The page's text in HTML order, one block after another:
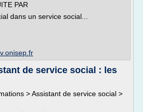
PAR
dans un service social...
de service social : les
> Assistant de service social >